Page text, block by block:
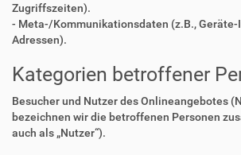
Zugriffszeiten).
- Meta-/Kommunikationsdaten (z.B.,
Adressen).
Kategorien betroffener
Besucher und Nutzer des Onlineangebotes
bezeichnen wir die betroffenen Personen
auch als „Nutzer“).